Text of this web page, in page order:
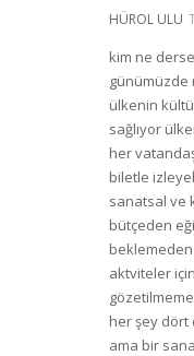
HÜROL ULU
kim ne
günümüzde
ülkenin
sağlıyor
her
biletle
sanatsal ve
bütçeden
aktviteler
her şey dört
ama bir